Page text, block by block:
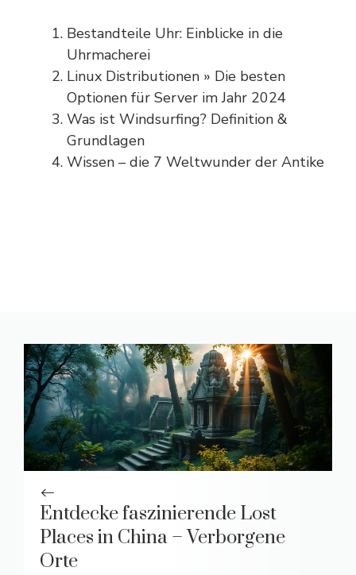
Bestandteile Uhr: Einblicke in die
Uhrmacherei
Linux Distributionen » Die besten
Optionen für Server im Jahr 2024
Was ist Windsurfing? Definition &
Grundlagen
Wissen – die 7 Weltwunder der Antike
Entdecke faszinierende Lost
Places in China – Verborgene
Orte